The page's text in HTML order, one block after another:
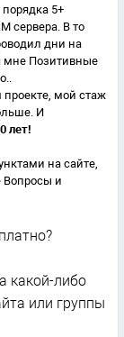
5+
сервера. В то
дни на
мне Позитивные
проекте, мой стаж
И
лет!
на сайте,
Вопросы и
какой-либо
или группы